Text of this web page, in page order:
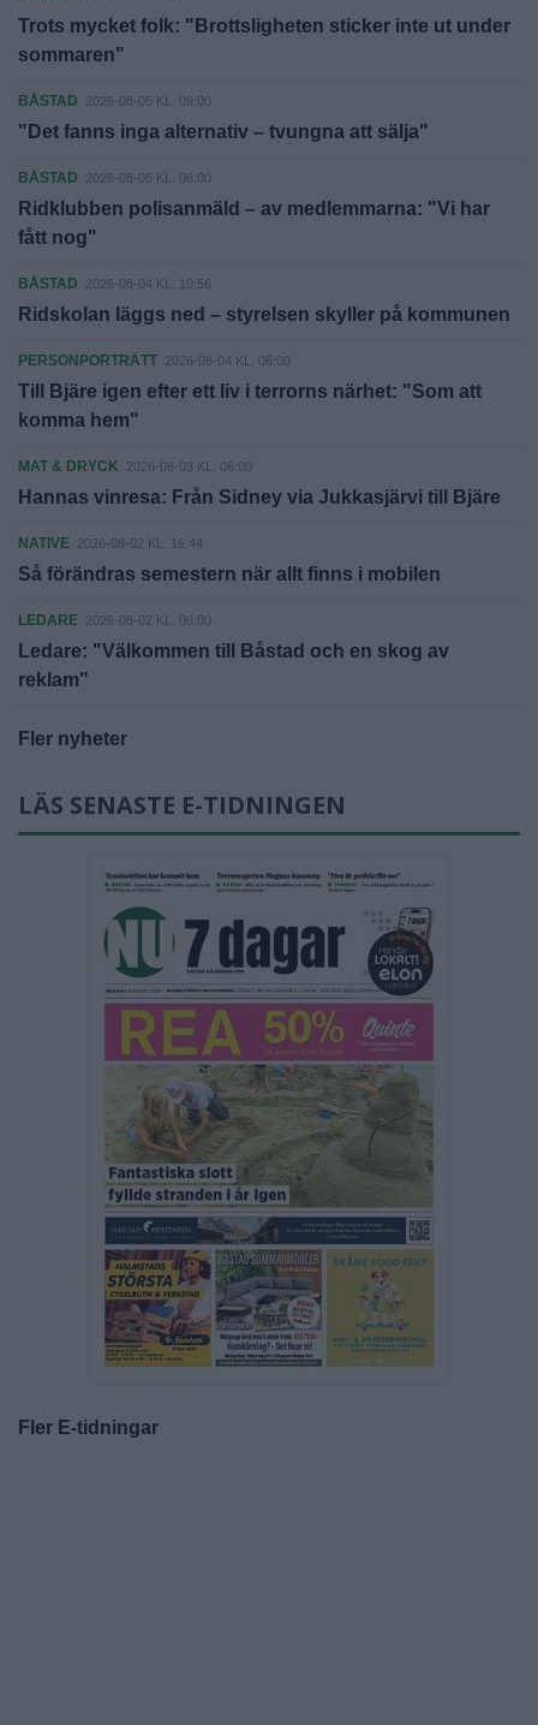
Trots mycket folk: "Brottsligheten sticker inte ut under
sommaren"
BÅSTAD 2026-08-05 KL. 09:00
"Det fanns inga alternativ – tvungna att sälja"
BÅSTAD 2026-08-05 KL. 06:00
Ridklubben polisanmäld – av medlemmarna: "Vi har
fått nog"
BÅSTAD 2026-08-04 KL. 10:56
Ridskolan läggs ned – styrelsen skyller på kommunen
PERSONPORTRÄTT 2026-08-04 KL. 06:00
Till Bjäre igen efter ett liv i terrorns närhet: "Som att
komma hem"
MAT & DRYCK 2026-08-03 KL. 06:00
Hannas vinresa: Från Sidney via Jukkasjärvi till Bjäre
NATIVE 2026-08-02 KL. 16:44
Så förändras semestern när allt finns i mobilen
LEDARE 2026-08-02 KL. 06:00
Ledare: "Välkommen till Båstad och en skog av
reklam"
Fler nyheter
LÄS SENASTE E-TIDNINGEN
Fler E-tidningar